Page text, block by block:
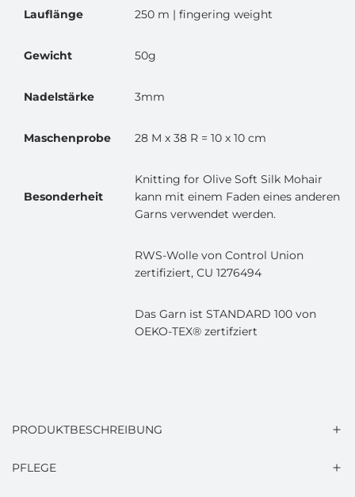
Lauflänge 250 m | fingering weight
Gewicht 50g
Nadelstärke 3mm
Maschenprobe 28 M x 38 R = 10 x 10 cm
Besonderheit
Knitting for Olive Soft Silk Mohair
kann mit einem Faden eines anderen
Garns verwendet werden.
RWS-Wolle von Control Union
zertifiziert, CU 1276494
Das Garn ist STANDARD 100 von
OEKO-TEX® zertifziert
PRODUKTBESCHREIBUNG
PFLEGE